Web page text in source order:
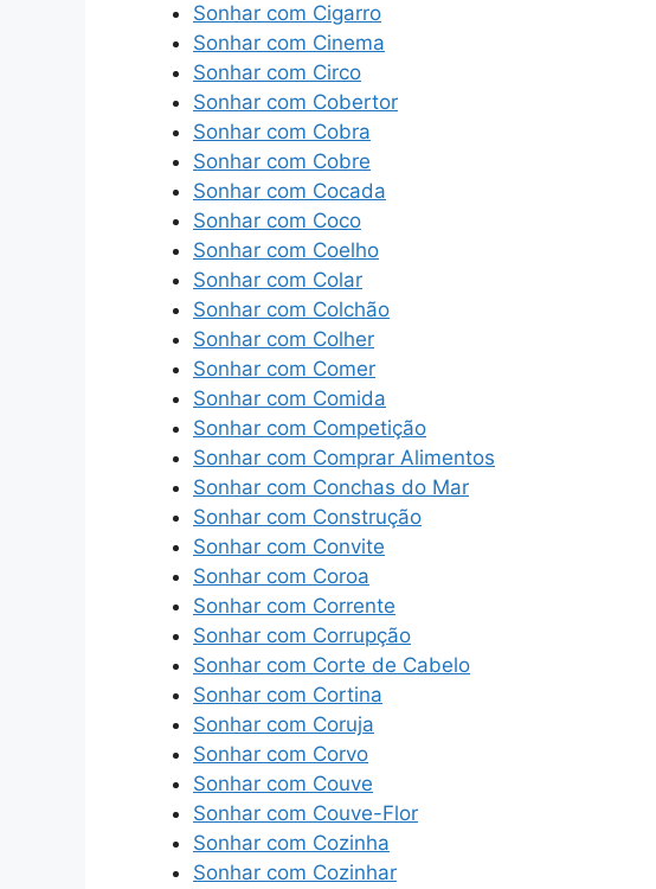
Sonhar com Cigarro
Sonhar com Cinema
Sonhar com Circo
Sonhar com Cobertor
Sonhar com Cobra
Sonhar com Cobre
Sonhar com Cocada
Sonhar com Coco
Sonhar com Coelho
Sonhar com Colar
Sonhar com Colchão
Sonhar com Colher
Sonhar com Comer
Sonhar com Comida
Sonhar com Competição
Sonhar com Comprar Alimentos
Sonhar com Conchas do Mar
Sonhar com Construção
Sonhar com Convite
Sonhar com Coroa
Sonhar com Corrente
Sonhar com Corrupção
Sonhar com Corte de Cabelo
Sonhar com Cortina
Sonhar com Coruja
Sonhar com Corvo
Sonhar com Couve
Sonhar com Couve-Flor
Sonhar com Cozinha
Sonhar com Cozinhar